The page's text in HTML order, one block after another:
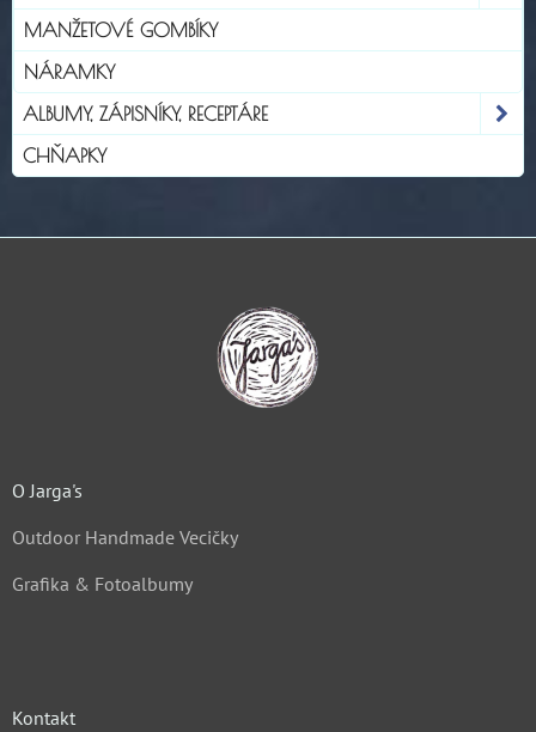
MANŽETOVÉ GOMBÍKY
NÁRAMKY
ALBUMY, ZÁPISNÍKY, RECEPTÁRE
CHŇAPKY
O Jarga's
Outdoor Handmade Vecičky
Grafika & Fotoalbumy
Kontakt